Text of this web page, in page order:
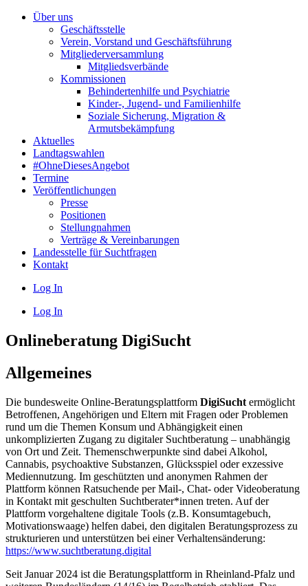
Über uns
Geschäftsstelle
Verein, Vorstand und Geschäftsführung
Mitgliederversammlung
Mitgliedsverbände
Kommissionen
Behindertenhilfe und Psychiatrie
Kinder-, Jugend- und Familienhilfe
Soziale Sicherung, Migration &
Armutsbekämpfung
Aktuelles
Landtagswahlen
#OhneDiesesAngebot
Termine
Veröffentlichungen
Presse
Positionen
Stellungnahmen
Verträge & Vereinbarungen
Landesstelle für Suchtfragen
Kontakt
Log In
Log In
Onlineberatung DigiSucht
Allgemeines
Die bundesweite Online-Beratungsplattform DigiSucht ermöglicht
Betroffenen, Angehörigen und Eltern mit Fragen oder Problemen
rund um die Themen Konsum und Abhängigkeit einen
unkomplizierten Zugang zu digitaler Suchtberatung – unabhängig
von Ort und Zeit. Themenschwerpunkte sind dabei Alkohol,
Cannabis, psychoaktive Substanzen, Glücksspiel oder exzessive
Mediennutzung. Im geschützten und anonymen Rahmen der
Plattform können Ratsuchende per Mail-, Chat- oder Videoberatung
in Kontakt mit geschulten Suchtberater*innen treten. Auf der
Plattform vorgehaltene digitale Tools (z.B. Konsumtagebuch,
Motivationswaage) helfen dabei, den digitalen Beratungsprozess zu
strukturieren und unterstützen bei einer Verhaltensänderung:
https://www.suchtberatung.digital
Seit Januar 2024 ist die Beratungsplattform in Rheinland-Pfalz und